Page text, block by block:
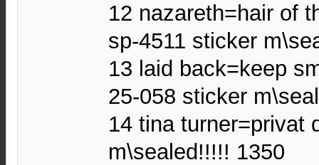
12 nazareth=hair of
sp-4511 sticker
13 laid back=keep
25-058 sticker
14 tina turner=privat
m\sealed!!!!! 1350